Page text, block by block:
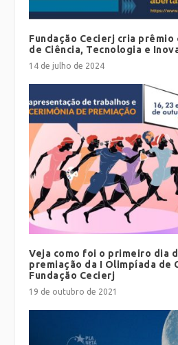
Fundação Cecierj cria
de Ciência, Tecnologia e
14 de julho de 2024
Veja como foi o primeiro dia
premiação da I Olimpíada de
Fundação Cecierj
19 de outubro de 2021